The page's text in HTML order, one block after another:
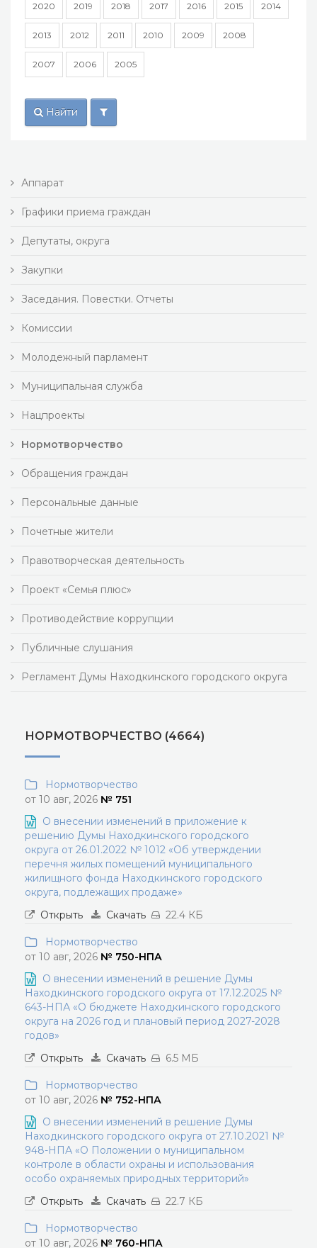
2020 2019 2018 2017 2016 2015 2014
2013 2012 2011 2010 2009 2008
2007 2006 2005
Найти
Аппарат
Графики приема граждан
Депутаты, округа
Закупки
Заседания. Повестки. Отчеты
Комиссии
Молодежный парламент
Муниципальная служба
Нацпроекты
Нормотворчество
Обращения граждан
Персональные данные
Почетные жители
Правотворческая деятельность
Проект «Семья плюс»
Противодействие коррупции
Публичные слушания
Регламент Думы Находкинского городского округа
НОРМОТВОРЧЕСТВО (4664)
Нормотворчество
от 10 авг, 2026 № 751
О внесении изменений в приложение к
решению Думы Находкинского городского
округа от 26.01.2022 № 1012 «Об утверждении
перечня жилых помещений муниципального
жилищного фонда Находкинского городского
округа, подлежащих продаже»
Открыть
Скачать 22.4 КБ
Нормотворчество
от 10 авг, 2026 № 750-НПА
О внесении изменений в решение Думы
Находкинского городского округа от 17.12.2025 №
643-НПА «О бюджете Находкинского городского
округа на 2026 год и плановый период 2027-2028
годов»
Открыть
Скачать 6.5 МБ
Нормотворчество
от 10 авг, 2026 № 752-НПА
О внесении изменений в решение Думы
Находкинского городского округа от 27.10.2021 №
948-НПА «О Положении о муниципальном
контроле в области охраны и использования
особо охраняемых природных территорий»
Открыть
Скачать 22.7 КБ
Нормотворчество
от 10 авг, 2026 № 760-НПА